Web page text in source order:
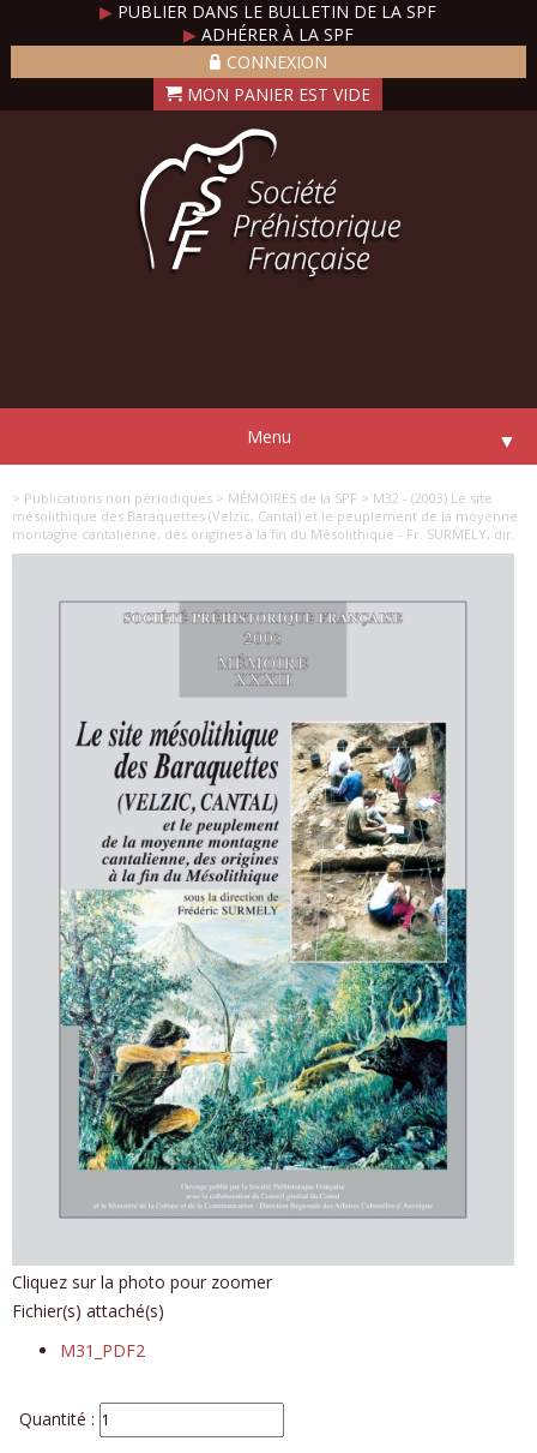
▶ PUBLIER DANS LE BULLETIN DE LA SPF
▶ADHÉRER À LA SPF
CONNEXION
Menu ▼
> Publications non périodiques > MÉMOIRES de la SPF > M32 - (2003) Le site
mésolithique des Baraquettes (Velzic, Cantal) et le peuplement de la moyenne
montagne cantalienne, des origines à la fin du Mésolithique - Fr. SURMELY, dir.
Cliquez sur la photo pour zoomer
Fichier(s) attaché(s)
M31_PDF2
Quantité :